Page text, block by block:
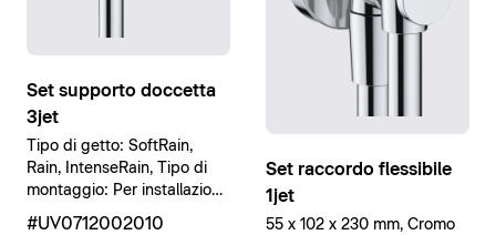
Set supporto doccetta
3jet
Tipo di getto: SoftRain,
Rain, IntenseRain, Tipo di
montaggio: Per installazione
a parete, Cromo lucido
#UV0712002010
Set raccordo flessibile
1jet
55 x 102 x 230 mm, Cromo